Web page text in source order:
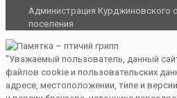
Администрация Курджиновского
поселения
"Уважаемый пользователь, данный
файлов cookie и пользовательских
адресе, местоположении, типе и